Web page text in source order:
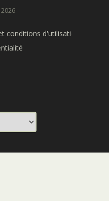
conditions d'utilisation